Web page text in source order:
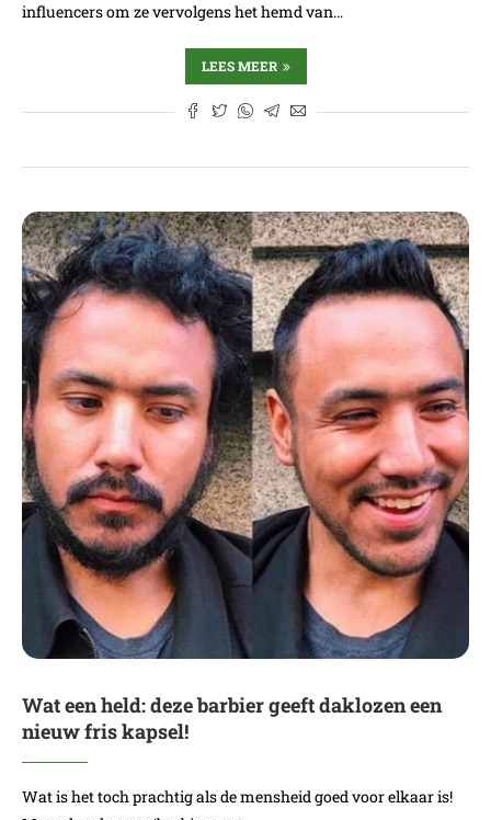
influencers om ze vervolgens het hemd van…
LEES MEER
Wat een held: deze barbier geeft daklozen een
nieuw fris kapsel!
Wat is het toch prachtig als de mensheid goed voor elkaar is!